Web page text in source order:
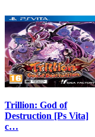
Trillion: God of
Destruction [Ps Vita]
с…